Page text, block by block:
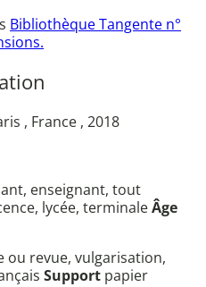
Bibliothèque Tangente n°
, France , 2018
enseignant, tout
lycée, terminaleÂge
ou revue, vulgarisation,
Support papier